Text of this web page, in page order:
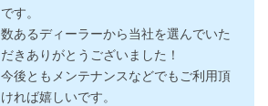
です。
数あるディーラーから当社を選んでいた
だきありがとうございました！
今後ともメンテナンスなどでもご利用頂
ければ嬉しいです。